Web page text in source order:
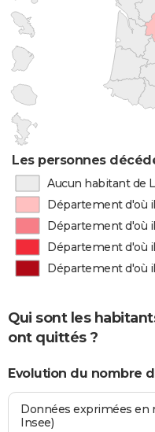
Les personnes
Aucun habitant de
Département d'où
Département d'où
Département d'où
Département d'où
Qui sont les
ont quittés ?
Evolution du nombre
Données exprimées en
Insee)